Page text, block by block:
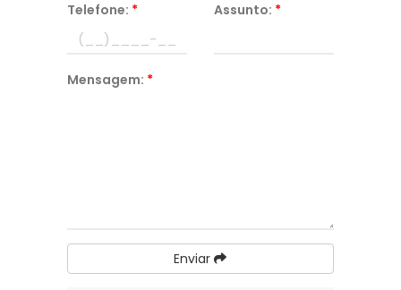
Telefone: * Assunto: *
Mensagem: *
Enviar